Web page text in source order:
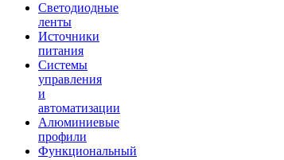
Светодиодные
ленты
Источники
питания
Системы
управления
и
автоматизации
Алюминиевые
профили
Функциональный